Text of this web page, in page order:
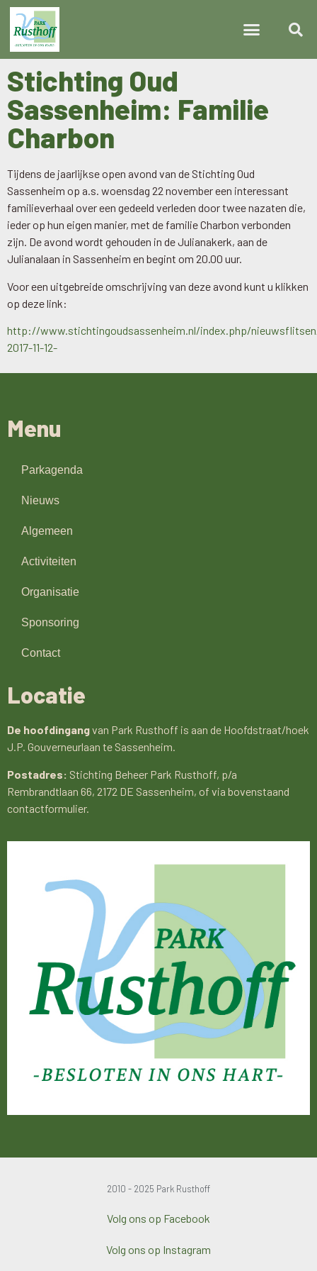
Stichting Oud
Sassenheim: Familie
Charbon
Tijdens de jaarlijkse open avond van de Stichting Oud
Sassenheim op a.s. woensdag 22 november een interessant
familieverhaal over een gedeeld verleden door twee nazaten die,
ieder op hun eigen manier, met de familie Charbon verbonden
zijn. De avond wordt gehouden in de Julianakerk, aan de
Julianalaan in Sassenheim en begint om 20.00 uur.
Voor een uitgebreide omschrijving van deze avond kunt u klikken
op deze link:
http://www.stichtingoudsassenheim.nl/index.php/
2017-11-12-
Menu
Parkagenda
Nieuws
Algemeen
Activiteiten
Organisatie
Sponsoring
Contact
Locatie
De hoofdingangvan Park Rusthoff is aan de Hoofdstraat/hoek
J.P. Gouverneurlaan te Sassenheim.
Postadres: Stichting Beheer Park Rusthoff, p/a
Rembrandtlaan 66, 2172 DE Sassenheim, of via bovenstaand
contactformulier.
2010 - 2025 Park Rusthoff
Volg ons op Facebook
Volg ons op Instagram